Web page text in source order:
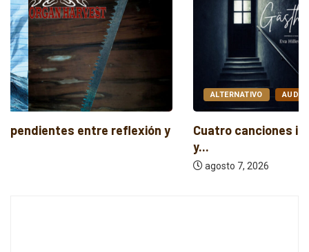
ALTERNATIVO AUDIO
Cuatro canciones independientes entre folk, rock